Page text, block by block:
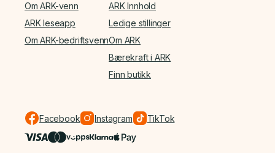
Om ARK-venn
ARK leseapp
Om ARK-bedriftsvenn
ARK Innhold
Ledige stillinger
Om ARK
Bærekraft i ARK
Finn butikk
Facebook Instagram TikTok